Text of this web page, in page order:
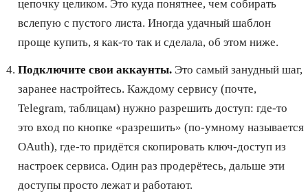
цепочку целиком. Это куда понятнее, чем собирать
вслепую с пустого листа. Иногда удачный шаблон
проще купить, я как-то так и сделала, об этом ниже.
Подключите свои аккаунты. Это самый занудный шаг,
заранее настройтесь. Каждому сервису (почте,
Telegram, таблицам) нужно разрешить доступ: где-то
это вход по кнопке «разрешить» (по-умному называется
OAuth), где-то придётся скопировать ключ-доступ из
настроек сервиса. Один раз продерётесь, дальше эти
доступы просто лежат и работают.